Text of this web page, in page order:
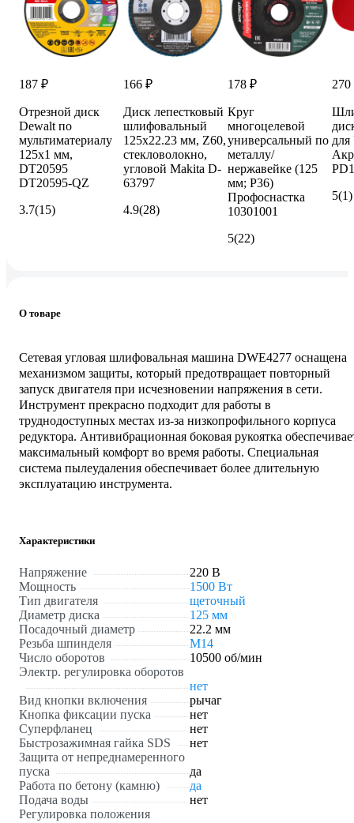
187 ₽
Отрезной диск
Dewalt по
мультиматериалу
125x1 мм,
DT20595
DT20595-QZ
3.7(15)
166 ₽
Диск лепестковый
шлифовальный
125x22.23 мм, Z60,
стекловолокно,
угловой Makita D-
63797
4.9(28)
178 ₽
Круг
многоцелевой
универсальный по
металлу/
нержавейке (125
мм; P36)
Профоснастка
10301001
5(22)
270
5(1)
О товаре
Сетевая угловая шлифовальная машина DWE4277 оснащена
механизмом защиты, который предотвращает повторный
запуск двигателя при исчезновении напряжения в сети.
Инструмент прекрасно подходит для работы в
труднодоступных местах из-за низкопрофильного корпуса
редуктора. Антивибрационная боковая рукоятка
максимальный комфорт во время работы. Специальная
система пылеудаления обеспечивает более длительную
эксплуатацию инструмента.
Характеристики
Напряжение
220 В
Мощность
1500 Вт
Тип двигателя
щеточный
Диаметр диска
125 мм
Посадочный диаметр
22.2 мм
Резьба шпинделя
М14
Число оборотов
10500 об/мин
Электр. регулировка оборотов
нет
Вид кнопки включения
рычаг
Кнопка фиксации пуска
нет
Суперфланец
нет
Быстрозажимная гайка SDS
нет
Защита от непреднамеренного
пуска
да
Работа по бетону (камню)
да
Подача воды
нет
Регулировка положения